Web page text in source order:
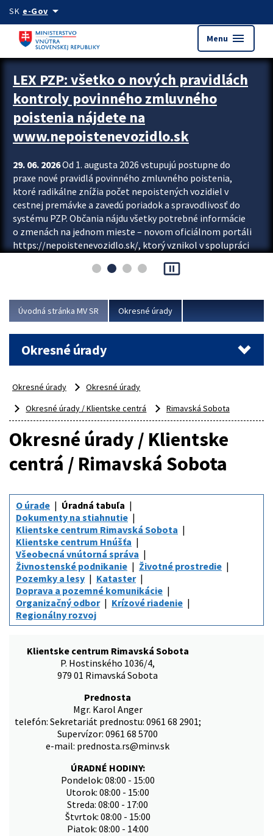
Preskocit na hlavný obsah
SK e-Govarrow_drop_down
Menu menu
Zastavit automatický posun upútavok
LEX PZP: všetko o nových pravidlách
kontroly povinného zmluvného
poistenia nájdete na
www.nepoistenevozidlo.sk
29. 06. 2026Od 1. augusta 2026 vstupujú postupne do
praxe nové pravidlá povinného zmluvného poistenia,
ktoré radikálne znížia počet nepoistených vozidiel v
cestnej premávke a zavedú poriadok a spravodlivosť do
systému PZP. Občania nájdu všetky potrebné informácie
o zmenách na jednom mieste – novom oficiálnom portáli
https://nepoistenevozidlo.sk/, ktorý vznikol v spolupráci
asociácie poisťovní (SLASPO) a Ministerstva vnútra SR.
Viac
pause_presentation
Úvodná stránka MV SR Okresné úrady
Okresné úrady
Okresné úrady
Okresné úrady
Okresné úrady / Klientske centrá
Rimavská Sobota
Okresné úrady / Klientske
centrá / Rimavská Sobota
O úrade
Úradná tabuľa
Dokumenty na stiahnutie
Klientske centrum Rimavská Sobota
Klientske centrum Hnúšťa
Všeobecná vnútorná správa
Živnostenské podnikanie
Životné prostredie
Pozemky a lesy
Kataster
Doprava a pozemné komunikácie
Organizačný odbor
Krízové riadenie
Regionálny rozvoj
Klientske centrum Rimavská Sobota
P. Hostinského 1036/4,
979 01 Rimavská Sobota
Prednosta
Mgr. Karol Anger
telefón: Sekretariát prednostu: 0961 68 2901;
Supervízor: 0961 68 5700
e-mail: prednosta.rs@minv.sk
ÚRADNÉ HODINY:
Pondelok: 08:00 - 15:00
Utorok: 08:00 - 15:00
Streda: 08:00 - 17:00
Štvrtok: 08:00 - 15:00
Piatok: 08:00 - 14:00